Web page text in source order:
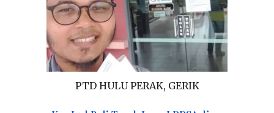
PTD HULU PERAK, GERIK